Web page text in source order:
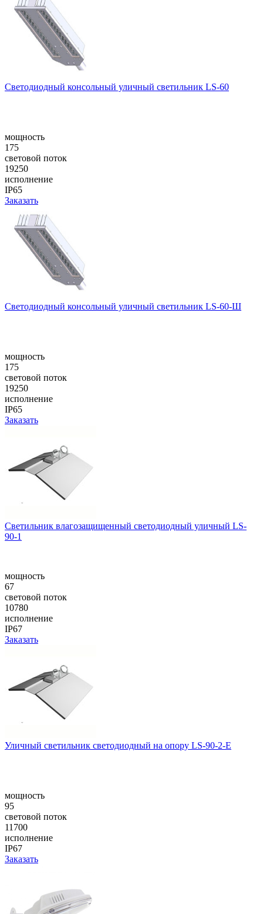
Cветодиодный консольный уличный cветильник LS-60
мощность
175
световой поток
19250
исполнение
IP65
Заказать
Cветодиодный консольный уличный cветильник LS-60-Ш
мощность
175
световой поток
19250
исполнение
IP65
Заказать
Cветильник влагозащищенный светодиодный уличный LS-
90-1
мощность
67
световой поток
10780
исполнение
IP67
Заказать
Уличный светильник светодиодный на опору LS-90-2-E
мощность
95
световой поток
11700
исполнение
IP67
Заказать